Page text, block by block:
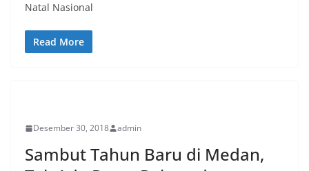
Natal Nasional
Read More
Desember 30, 2018 admin
Sambut Tahun Baru di Medan,